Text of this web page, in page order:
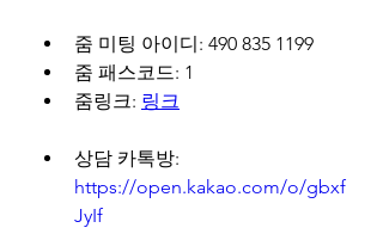
줌 미팅 아이디: 490 835 1199
줌 패스코드: 1
줌링크: 링크
https://open.kakao.com/o/gbxf
JyIf